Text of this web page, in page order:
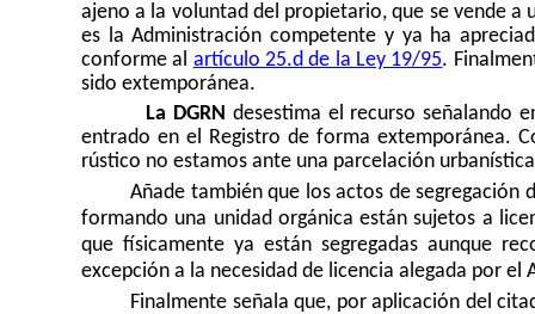
ajeno a la voluntad del propietario, que se vende
es la Administración competente y ya ha
conforme al artículo 25.d de la Ley 19/95.
sido extemporánea.
La DGRN desestima el recurso señalando
entrado en el Registro de forma extemporánea.
rústico no estamos ante una parcelación
Añade también que los actos de segregación
formando una unidad orgánica están sujetos a
que físicamente ya están segregadas aunque
excepción a la necesidad de licencia alegada por el
Finalmente señala que, por aplicación del